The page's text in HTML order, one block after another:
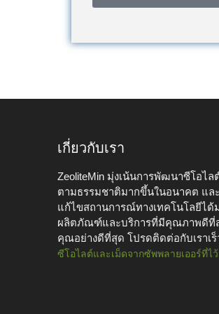
เกี่ยวกับเรา
ZeoliteMin มุ่งเน้นการพัฒนาซีโอไ
ตามธรรมชาติมากขึ้นในอนาคต แล
แก้ไขสถานการณ์ทางเทคโนโลยีไ
ผลิตภัณฑ์และบริการที่มีคุณภาพดีที่สุ
คุณอย่างดีที่สุด โปรดติดต่อกับเราเร็
ซีโอไลต์และเม็ดจากซัพพลายเออร์ที่ไ